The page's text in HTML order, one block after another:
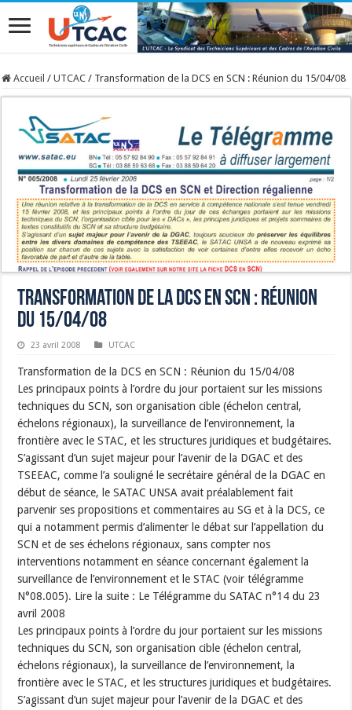
Accueil / UTCAC / Transformation de la DCS en SCN : Réunion du 15/04/08
Transformation de la DCS en SCN : Réunion
du 15/04/08
23 avril 2008 UTCAC
Transformation de la DCS en SCN : Réunion du 15/04/08
Les principaux points à l’ordre du jour portaient sur les missions
techniques du SCN, son organisation cible (échelon central,
échelons régionaux), la surveillance de l’environnement, la
frontière avec le STAC, et les structures juridiques et budgétaires.
S’agissant d’un sujet majeur pour l’avenir de la DGAC et des
TSEEAC, comme l’a souligné le secrétaire général de la DGAC en
début de séance, le SATAC UNSA avait préalablement fait
parvenir ses propositions et commentaires au SG et à la DCS, ce
qui a notamment permis d’alimenter le débat sur l’appellation du
SCN et de ses échelons régionaux, sans compter nos
interventions notamment en séance concernant également la
surveillance de l’environnement et le STAC (voir télégramme
N°08.005). Lire la suite : Le Télégramme du SATAC n°14 du 23
avril 2008
Les principaux points à l’ordre du jour portaient sur les missions
techniques du SCN, son organisation cible (échelon central,
échelons régionaux), la surveillance de l’environnement, la
frontière avec le STAC, et les structures juridiques et budgétaires.
S’agissant d’un sujet majeur pour l’avenir de la DGAC et des